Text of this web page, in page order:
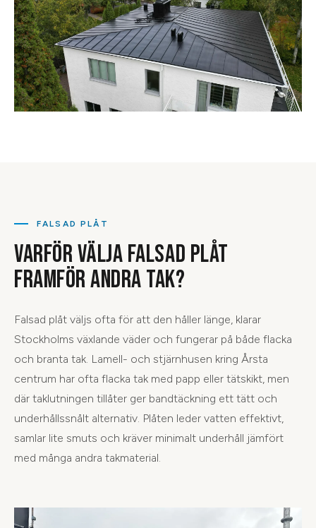
FALSAD PLÅT
VARFÖR VÄLJA FALSAD PLÅT
FRAMFÖR ANDRA TAK?
Falsad plåt väljs ofta för att den håller länge, klarar
Stockholms växlande väder och fungerar på både flacka
och branta tak. Lamell- och stjärnhusen kring Årsta
centrum har ofta flacka tak med papp eller tätskikt, men
där taklutningen tillåter ger bandtäckning ett tätt och
underhållssnålt alternativ. Plåten leder vatten effektivt,
samlar lite smuts och kräver minimalt underhåll jämfört
med många andra takmaterial.